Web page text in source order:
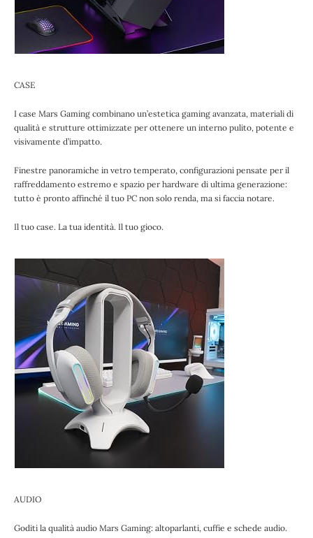
CASE
I case Mars Gaming combinano un’estetica gaming avanzata, materiali di
qualità e strutture ottimizzate per ottenere un interno pulito, potente e
visivamente d’impatto.
Finestre panoramiche in vetro temperato, configurazioni pensate per il
raffreddamento estremo e spazio per hardware di ultima generazione:
tutto è pronto affinché il tuo PC non solo renda, ma si faccia notare.
Il tuo case. La tua identità. Il tuo gioco.
AUDIO
Goditi la qualità audio Mars Gaming: altoparlanti, cuffie e schede audio.